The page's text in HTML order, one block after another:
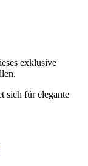
exklusive
sich für elegante